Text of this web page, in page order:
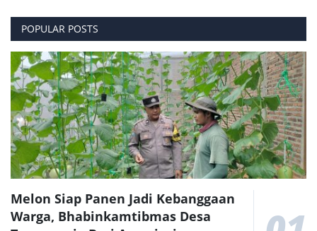
POPULAR POSTS
Melon Siap Panen Jadi Kebanggaan
Warga, Bhabinkamtibmas Desa